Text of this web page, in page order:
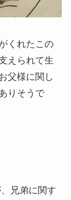
くれたこの
えられて生
父様に関し
りそうで
兄弟に関す